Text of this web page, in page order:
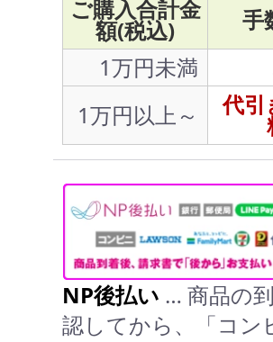
ご購入合計金
額(税込)
手
1万円未満
1万円以上～
代引
NP後払い … 商品の
認してから、「コン